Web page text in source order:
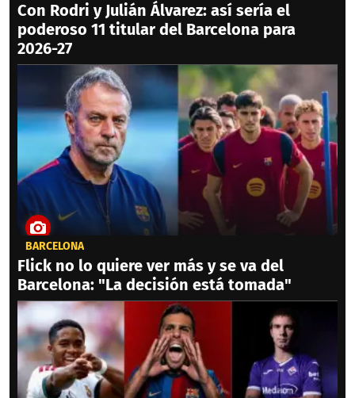
Con Rodri y Julián Álvarez: así sería el
poderoso 11 titular del Barcelona para
2026-27
BARCELONA
Flick no lo quiere ver más y se va del
Barcelona: "La decisión está tomada"